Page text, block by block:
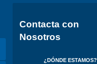
Contacta con
Nosotros
¿DÓNDE ESTAMOS?